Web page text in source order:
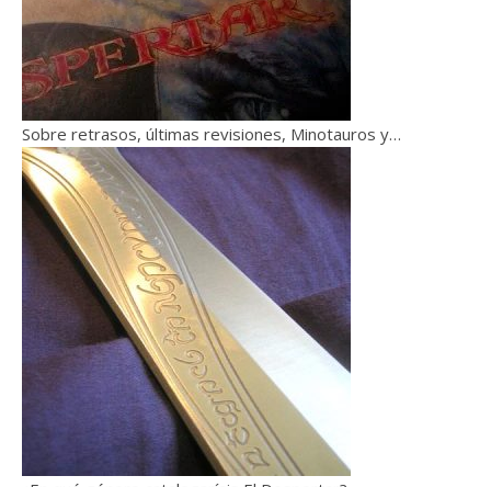
Sobre retrasos, últimas revisiones, Minotauros y…